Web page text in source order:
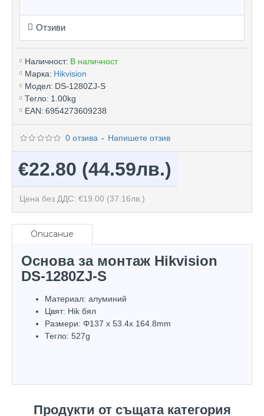
Отзиви
Наличност: В наличност
Марка: Hikvision
Модел: DS-1280ZJ-S
Тегло: 1.00kg
EAN: 6954273609238
0 отзива - Напишете отзив
€22.80 (44.59лв.)
Цена без ДДС: €19.00 (37.16лв.)
Описание
Основа за монтаж Hikvision
DS-1280ZJ-S
Материал: алуминий
Цвят: Hik бял
Размери: Φ137 x 53.4x 164.8mm
Тегло: 527g
Продукти от същата категория